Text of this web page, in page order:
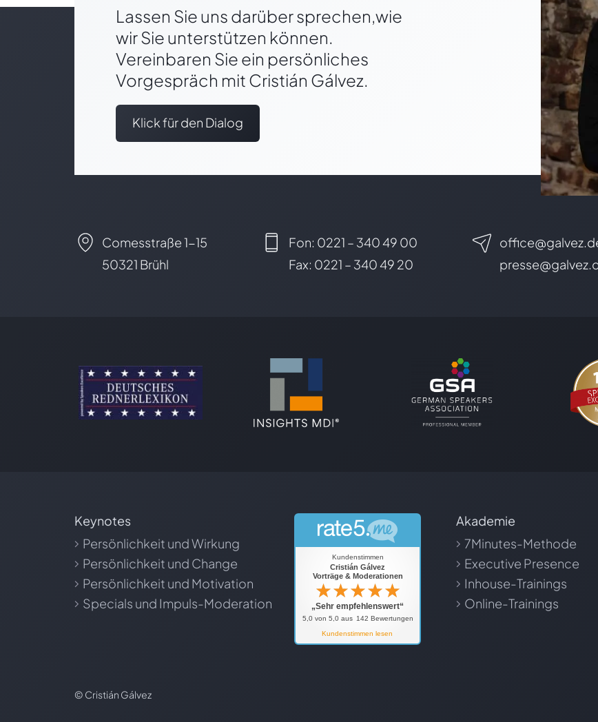
Lassen Sie uns darüber sprechen,wie
wir Sie unterstützen können.
Vereinbaren Sie ein persönliches
Vorgespräch mit Cristián Gálvez.
Klick für den Dialog
Comesstraße 1-15
50321 Brühl
Fon: 0221 – 340 49 00
Fax: 0221 – 340 49 20
Keynotes
Persönlichkeit und Wirkung
Persönlichkeit und Change
Persönlichkeit und Motivation
Specials und Impuls-Moderation
Akademie
7Minutes-Methode
Executive Presence
Inhouse-Trainings
Online-Trainings
© Cristián Gálvez